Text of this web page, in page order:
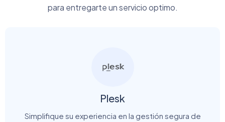
para entregarte un servicio optimo.
Plesk
Simplifique su experiencia en la gestión segura de